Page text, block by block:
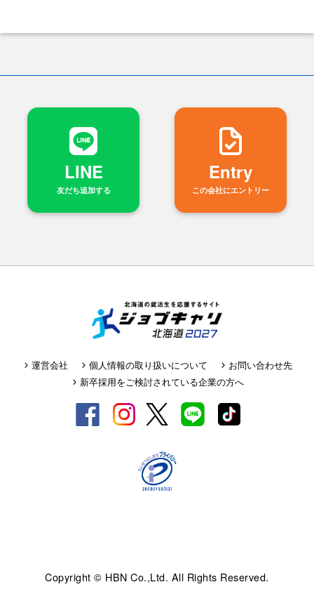
LINE
友だち追加する
Entry
この会社にエントリー
運営会社 個人情報の取り扱いについて
お問い合わせ先
新卒採用をご検討されている企業の方へ
Copyright © HBN Co.,Ltd. All Rights Reserved.